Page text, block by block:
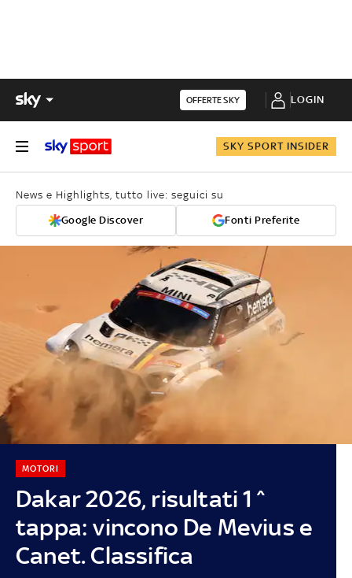
OFFERTE SKY LOGIN
SKY SPORT INSIDER
News e Highlights, tutto live: seguici su
Google Discover Fonti Preferite
Dakar 2026, risultati 1^
tappa: vincono De Mevius e
Canet. Classifica
MOTORI